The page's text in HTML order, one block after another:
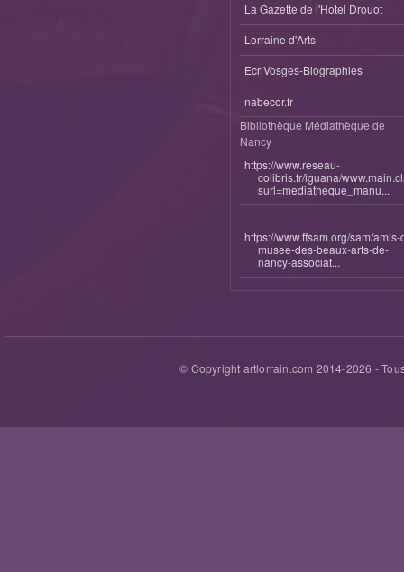
La Gazette de l'Hotel Drouot
Lorraine d'Arts
EcriVosges-Biographies
nabecor.fr
Bibliothèque Médiathèque de
Nancy
https://www.reseau-
colibris.fr/iguana/
surl=mediatheque_manu...
https://www.ffsam.org/sam/amis-
musee-des-beaux-arts-de-
nancy-associat...
© Copyright artlorrain.com 2014-2026 -